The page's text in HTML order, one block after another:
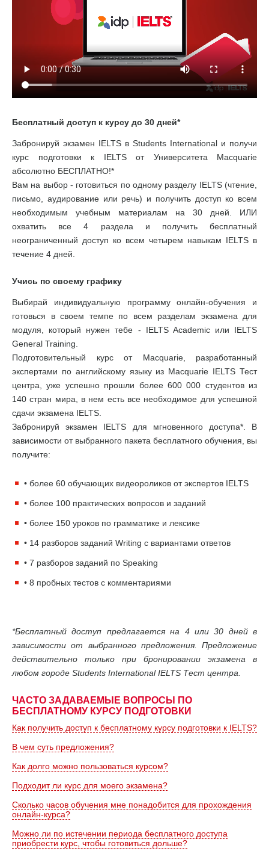
Бесплатный доступ к курсу до 30 дней*
Забронируй экзамен IELTS в Students International и получи
курс подготовки к IELTS от Университета Macquarie
абсолютно БЕСПЛАТНО!*
Вам на выбор - готовиться по одному разделу IELTS (чтение,
письмо, аудирование или речь) и получить доступ ко всем
необходимым учебным материалам на 30 дней. ИЛИ
охватить все 4 раздела и получить бесплатный
неограниченный доступ ко всем четырем навыкам IELTS в
течение 4 дней.
Учись по своему графику
Выбирай индивидуальную программу онлайн-обучения и
готовься в своем темпе по всем разделам экзамена для
модуля, который нужен тебе - IELTS Academic или IELTS
General Training.
Подготовительный курс от Macquarie, разработанный
экспертами по английскому языку из Macquarie IELTS Тест
центра, уже успешно прошли более 600 000 студентов из
140 стран мира, в нем есть все необходимое для успешной
сдачи экзамена IELTS.
Забронируй экзамен IELTS для мгновенного доступа*. В
зависимости от выбранного пакета бесплатного обучения, вы
получите:
• более 60 обучающих видеороликов от экспертов IELTS
• более 100 практических вопросов и заданий
• более 150 уроков по грамматике и лексике
• 14 разборов заданий Writing с вариантами ответов
• 7 разборов заданий по Speaking
• 8 пробных тестов с комментариями
*Бесплатный доступ предлагается на 4 или 30 дней в
зависимости от выбранного предложения. Предложение
действительно только при бронировании экзамена в
любом городе Students International IELTS Тест центра.
ЧАСТО ЗАДАВАЕМЫЕ ВОПРОСЫ ПО
БЕСПЛАТНОМУ КУРСУ ПОДГОТОВКИ
Как получить доступ к бесплатному курсу подготовки к IELTS?
В чем суть предложения?
Как долго можно пользоваться курсом?
Подходит ли курс для моего экзамена?
Сколько часов обучения мне понадобится для прохождения
онлайн-курса?
Можно ли по истечении периода бесплатного доступа
приобрести курс, чтобы готовиться дольше?